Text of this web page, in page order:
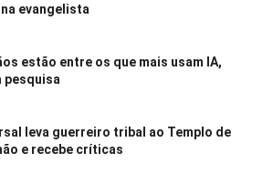
evangelista
estão entre os que mais usam IA,
pesquisa
leva guerreiro tribal ao Templo de
e recebe críticas